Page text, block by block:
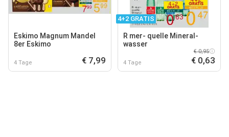
Eskimo Magnum Mandel
8er Eskimo
4 Tage € 7,99
4+2 GRATIS
R mer- quelle Mineral-
wasser
4 Tage
€ 0,95
€ 0,63